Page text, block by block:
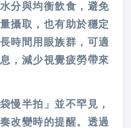
分與均衡飲食，避免
攝取，也有助於穩定
時間用眼族群，可適
，減少視覺疲勞帶來
慢半拍」並不罕見，
改變時的提醒。透過